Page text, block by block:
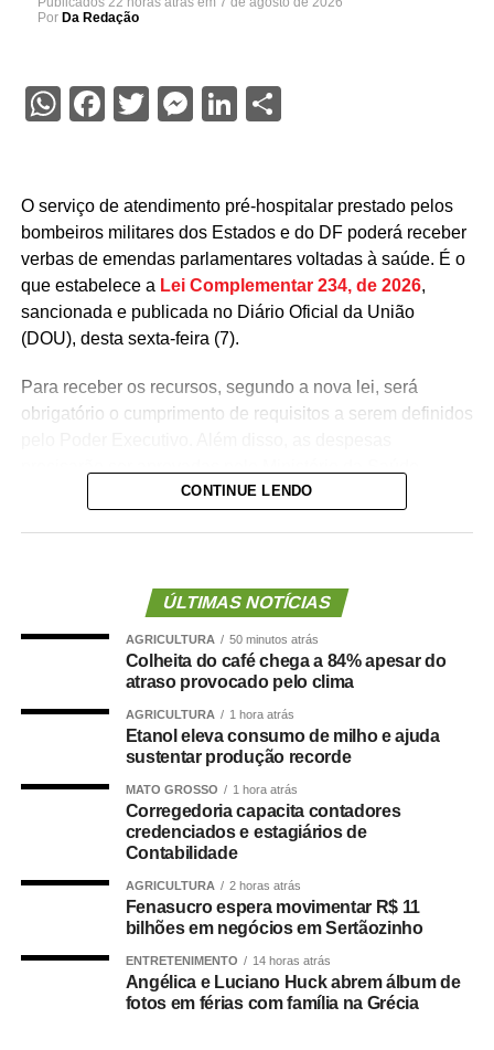
Por Da Redação
WhatsApp
Facebook
Twitter
Messenger
LinkedIn
Share
O serviço de atendimento pré-hospitalar prestado pelos
bombeiros militares dos Estados e do DF poderá receber
verbas de emendas parlamentares voltadas à saúde. É o
que estabelece a Lei Complementar 234, de 2026,
sancionada e publicada no Diário Oficial da União
(DOU), desta sexta-feira (7).
Para receber os recursos, segundo a nova lei, será
obrigatório o cumprimento de requisitos a serem definidos
A lei proíbe o uso dessas emendas para pagamento de
não seja relativo ao atendimento pré-hospitalar.
Com origem noProjeto de Lei Complementar (PLP)
, de autoria do deputado Guilherme Derrite (PP-
aprovada no Senado em julho
ano, com parecer favorável do senador Nelsinho Trad
Agência Senado (Reprodução autorizada mediante
citação da Agência Senado)
COMENTE ABAIXO:
CONTINUE LENDO
ÚLTIMAS NOTÍCIAS
AGRICULTURA 50 minutos atrás
Colheita do café chega a 84% apesar do
atraso provocado pelo clima
AGRICULTURA 1 hora atrás
Etanol eleva consumo de milho e ajuda
sustentar produção recorde
MATO GROSSO 1 hora atrás
Corregedoria capacita contadores
credenciados e estagiários de
Contabilidade
AGRICULTURA 2 horas atrás
Fenasucro espera movimentar R$ 11
bilhões em negócios em Sertãozinho
ENTRETENIMENTO 14 horas atrás
Angélica e Luciano Huck abrem álbum de
fotos em férias com família na Grécia